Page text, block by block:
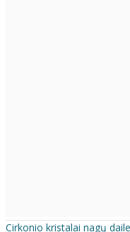
Cirkonio kristalai nagų